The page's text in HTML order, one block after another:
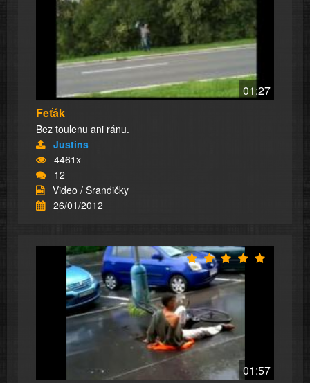
01:27
Feťák
Bez toulenu ani ránu.
Justins
4461x
12
Video / Srandičky
26/01/2012
01:57